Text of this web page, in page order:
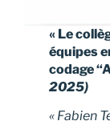
« Le
équipes
codage
2025)
« Fabien